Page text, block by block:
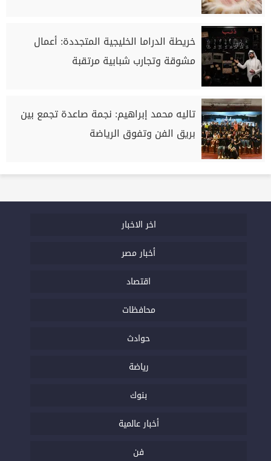
خريطة الدراما الخليجية المتجددة: أعمال
مشوقة وتجارب شبابية مرتقبة
تاليه محمد إبراهيم: نجمة صاعدة تجمع بين
بريق الفن وتفوق الرياضة
اخر الاخبار
أخبار مصر
اقتصاد
محافظات
حوادث
رياضة
بنوك
أخبار عالمية
فن